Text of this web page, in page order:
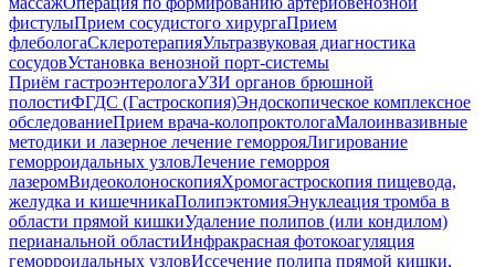
фистулыПрием сосудистого хирургаПрием
флебологаСклеротерапияУльтразвуковая диагностика
сосудовУстановка венозной порт-системы
Приём гастроэнтерологаУЗИ органов брюшной
полостиФГДС (Гастроскопия)Эндоскопическое комплексное
обследованиеПрием врача-колопроктологаМалоинвазивные
методики и лазерное лечение геморрояЛигирование
геморроидальных узловЛечение геморроя
лазеромВидеоколоноскопияХромогастроскопия пищевода,
желудка и кишечникаПолипэктомияЭнуклеация тромба в
области прямой кишкиУдаление полипов (или кондилом)
перианальной областиИнфракрасная фотокоагуляция
геморроидальных узловИссечение полипа прямой кишки,